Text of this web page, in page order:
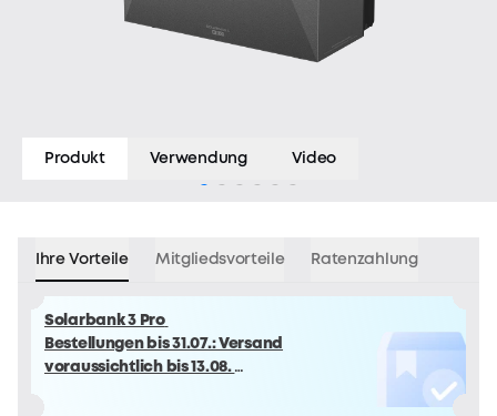
Produkt Verwendung Video
Ihre Vorteile Mitgliedsvorteile Ratenzahlung
Solarbank 3 Pro
Bestellungen bis 31.07.: Versand
voraussichtlich bis 13.08.